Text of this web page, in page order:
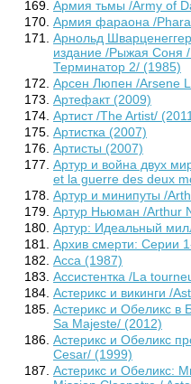
Армия тьмы /Army of
Армия фараона /
Арнольд
издание /Рыжая Соня
Терминатор 2/ (1985)
Арсен Люпен /Arsene
Артефакт (2009)
Артист /The Artist/
Артистка (2007)
Артисты (2007)
Артур и война двух
et la guerre des deux
Артур и минипуты /
Артур Ньюман /Arthur
Артур: Идеальный
Архив смерти: Серии
Асса (1987)
Ассистентка /La
Астерикс и викинги /
Астерикс и Обеликс в
Sa Majeste/ (2012)
Астерикс и Обеликс
Cesar/ (1999)
Астерикс и Обеликс: